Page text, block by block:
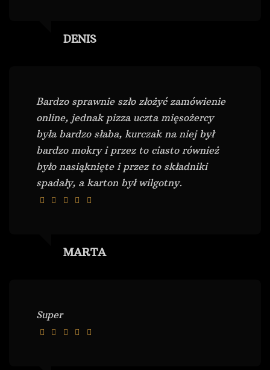
DENIS
Bardzo sprawnie szło złożyć zamówienie
online, jednak pizza uczta mięsożercy
była bardzo słaba, kurczak na niej był
bardzo mokry i przez to ciasto również
było nasiąknięte i przez to składniki
spadały, a karton był wilgotny.
MARTA
Super